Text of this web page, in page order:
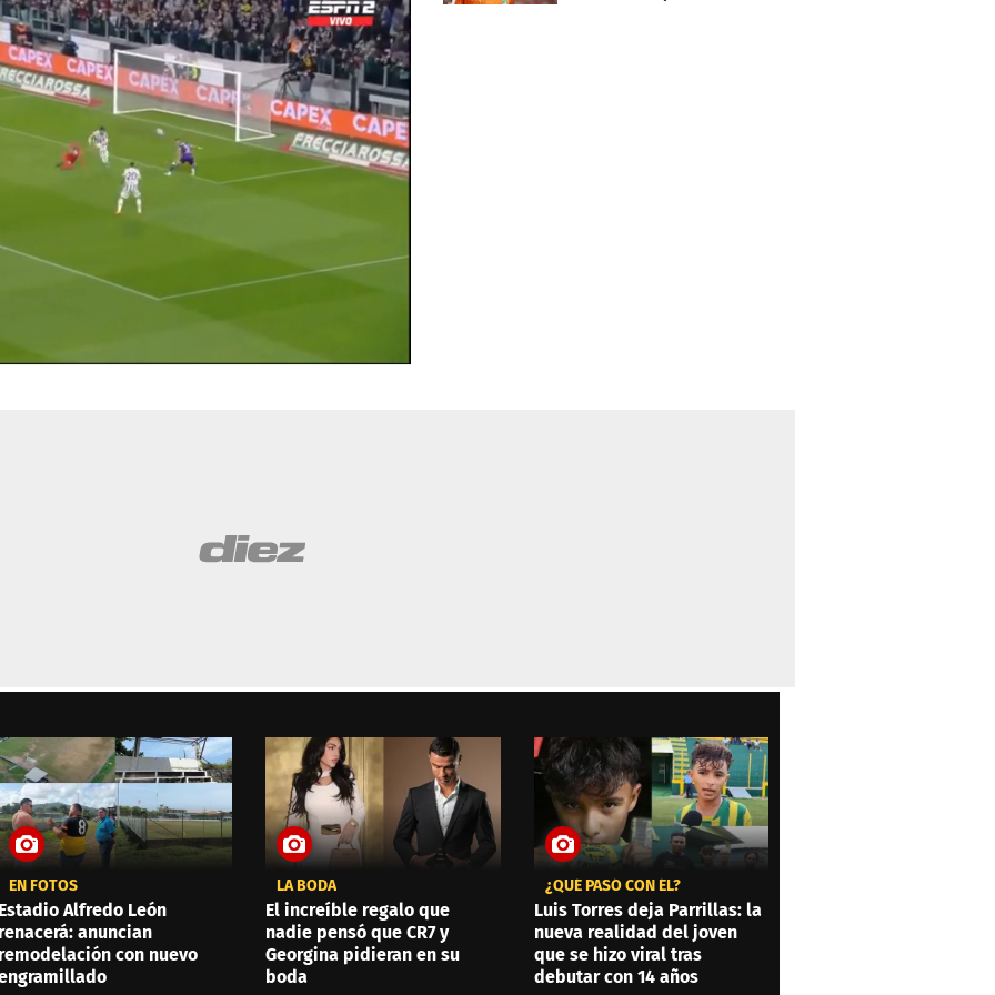
EN FOTOS
Estadio Alfredo León
renacerá: anuncian
remodelación con nuevo
LA BODA
El increíble regalo que
nadie pensó que CR7 y
Georgina pidieran en su
boda
¿QUÉ PASÓ CON ÉL?
Luis Torres deja Parrillas: la
nueva realidad del joven
que se hizo viral tras
debutar con 14 años